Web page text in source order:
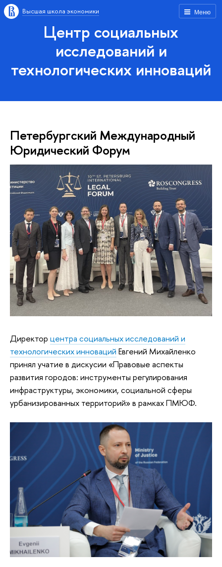
Меню
Высшая школа экономики
Центр социальных
исследований и
технологических инноваций
Петербургский Международный
Юридический Форум
Директор центра социальных исследований и
технологических инноваций Евгений Михайленко
принял учатие в дискусии «Правовые аспекты
развития городов: инструменты регулирования
инфраструктуры, экономики, социальной сферы
урбанизированных территорий» в рамках ПМЮФ.